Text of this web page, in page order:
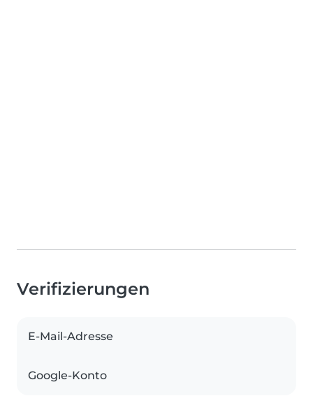
Verifizierungen
E-Mail-Adresse
Google-Konto